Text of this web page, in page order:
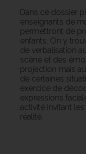
Dans ce dossier
enseignants de
permettront de
enfants. On y
de verbalisation
scène et des
projection mais
de certaines
exercice de
expressions
activité invitant
réalité.